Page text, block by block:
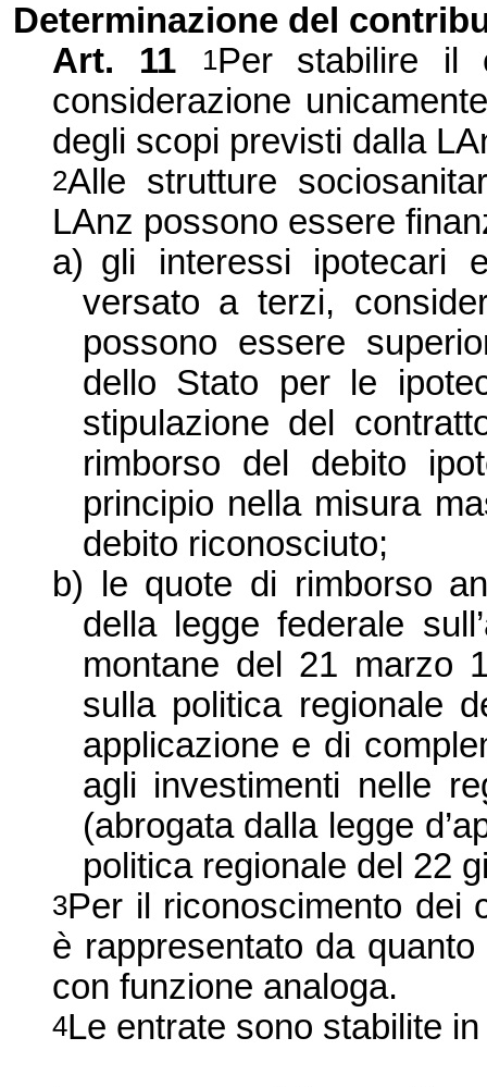
Determinazione del
Art. 11
1Per stabilire il
considerazione
degli scopi previsti dalla
2Alle strutture
LAnz possono essere
a) gli interessi ipotecari
versato a terzi,
possono essere
dello Stato per le
stipulazione del
rimborso del debito
principio nella misura
debito riconosciuto;
b)
le quote di rimborso
della legge federale
montane del 21 marzo
sulla politica regionale
applicazione e di
agli investimenti nelle
(abrogata dalla legge
politica regionale del 22
3Per il riconoscimento dei
è rappresentato da
con funzione analoga.
4Le entrate sono stabilite